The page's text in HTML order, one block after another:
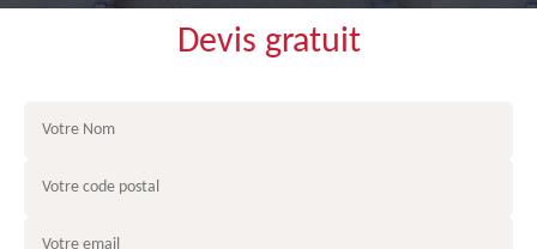
Devis gratuit